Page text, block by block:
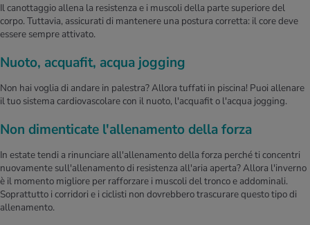
Il canottaggio allena la resistenza e i muscoli della parte superiore del
corpo. Tuttavia, assicurati di mantenere una postura corretta: il core deve
essere sempre attivato.
Nuoto, acquafit, acqua jogging
Non hai voglia di andare in palestra? Allora tuffati in piscina! Puoi allenare
il tuo sistema cardiovascolare con il nuoto, l'acquafit o l'acqua jogging.
Non dimenticate l'allenamento della forza
In estate tendi a rinunciare all'allenamento della forza perché ti concentri
nuovamente sull'allenamento di resistenza all'aria aperta? Allora l'inverno
è il momento migliore per rafforzare i muscoli del tronco e addominali.
Soprattutto i corridori e i ciclisti non dovrebbero trascurare questo tipo di
allenamento.